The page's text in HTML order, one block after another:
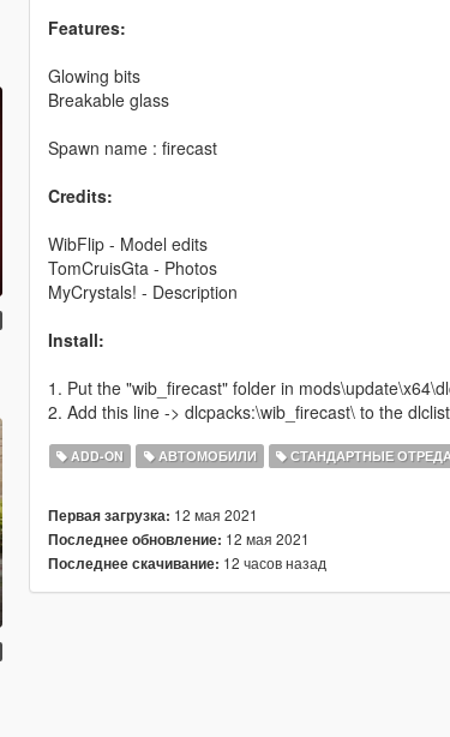
Features:
Glowing bits
Breakable glass
Spawn name : firecast
Credits:
WibFlip - Model edits
TomCruisGta - Photos
MyCrystals! - Description
Install:
1. Put the "wib_firecast" folder in
2. Add this line -> dlcpacks:\wib_firecast\ to the
ADD-ON АВТОМОБИЛИ СТАНДАРТНЫЕ
Первая загрузка: 12 мая 2021
Последнее обновление: 12 мая 2021
Последнее скачивание: 12 часов назад